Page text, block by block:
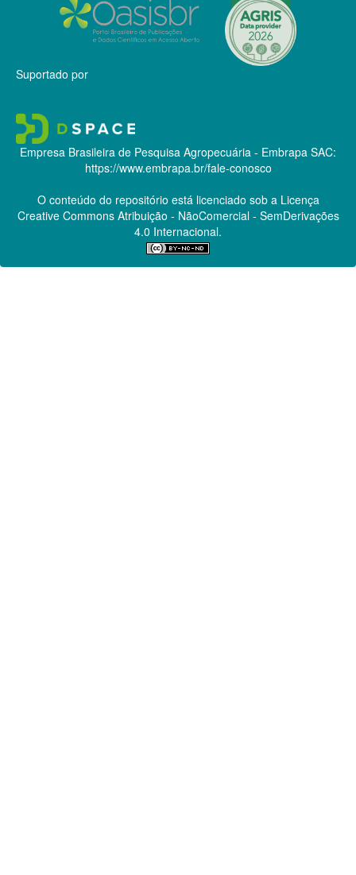
Suportado por
Empresa Brasileira de Pesquisa Agropecuária - Embrapa SAC:
https://www.embrapa.br/fale-conosco
O conteúdo do repositório está licenciado sob a Licença
Creative CommonsAtribuição - NãoComercial - SemDerivações
4.0 Internacional.